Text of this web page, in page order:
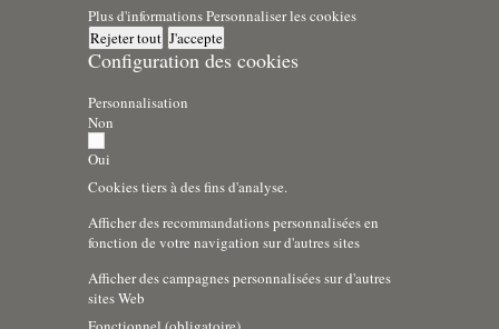
Plus d'informationsPersonnaliser les cookies
Rejeter tout J'accepte
Configuration des cookies
Personnalisation
Non
Oui
Cookies tiers à des fins d'analyse.
Afficher des recommandations personnalisées en
fonction de votre navigation sur d'autres sites
Afficher des campagnes personnalisées sur d'autres
sites Web